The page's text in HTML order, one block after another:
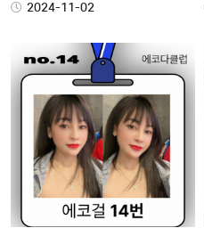
2024-11-02